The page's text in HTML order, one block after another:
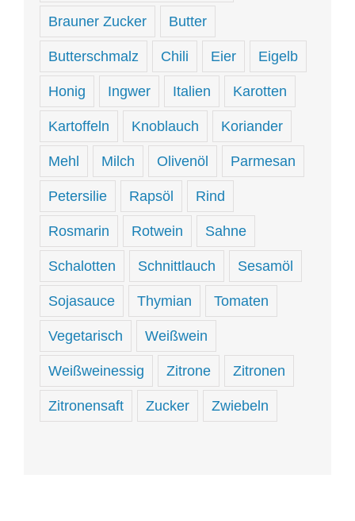
Brauner Zucker Butter
Butterschmalz Chili Eier Eigelb
Honig Ingwer Italien Karotten
Kartoffeln Knoblauch Koriander
Mehl Milch Olivenöl Parmesan
Petersilie Rapsöl Rind
Rosmarin Rotwein Sahne
Schalotten Schnittlauch Sesamöl
Sojasauce Thymian Tomaten
Vegetarisch Weißwein
Weißweinessig Zitrone Zitronen
Zitronensaft Zucker Zwiebeln